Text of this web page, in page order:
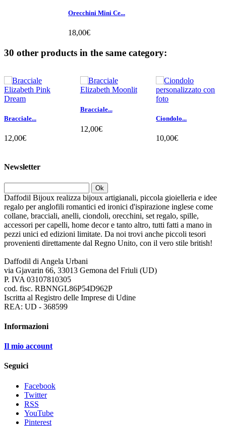
Orecchini Mini Ce...
18,00€
30 other products in the same category:
Bracciale...
12,00€
Bracciale...
12,00€
Ciondolo...
10,00€
Newsletter
Ok
Daffodil Bijoux realizza bijoux artigianali, piccola gioielleria e idee
regalo per anglofili romantici ed ironici d'ispirazione inglese come
collane, bracciali, anelli, ciondoli, orecchini, set regalo, spille,
accessori per capelli, home decor e tanto altro, tutti fatti a mano in
pezzi unici ed edizioni limitate. Da noi trovi anche piccoli tesori
provenienti direttamente dal Regno Unito, con il vero stile british!
Daffodil di Angela Urbani
via Gjavarin 66, 33013 Gemona del Friuli (UD)
P. IVA 03107810305
cod. fisc. RBNNGL86P54D962P
Iscritta al Registro delle Imprese di Udine
REA: UD - 368599
Informazioni
Il mio account
Seguici
Facebook
Twitter
RSS
YouTube
Pinterest